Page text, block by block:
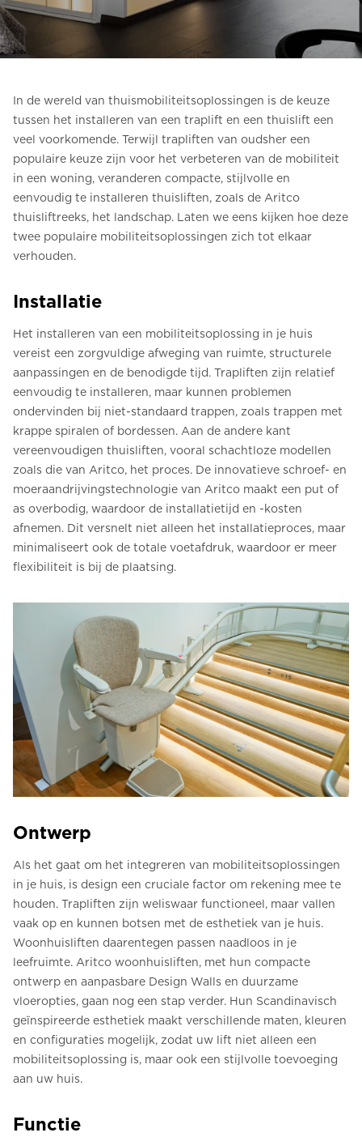
Bestel een Digital HomeKit
Vraag om een prijsraming
Aanmelden voor nieuwsbrief
Neem contact op
NL
In de wereld van thuismobiliteitsoplossingen is de keuze
tussen het installeren van een traplift en een thuislift een
veel voorkomende. Terwijl trapliften van oudsher een
populaire keuze zijn voor het verbeteren van de mobiliteit
in een woning, veranderen compacte, stijlvolle en
eenvoudig te installeren thuisliften, zoals de Aritco
thuisliftreeks, het landschap. Laten we eens kijken hoe deze
twee populaire mobiliteitsoplossingen zich tot elkaar
verhouden.
Installatie
Het installeren van een mobiliteitsoplossing in je huis
vereist een zorgvuldige afweging van ruimte, structurele
aanpassingen en de benodigde tijd. Trapliften zijn relatief
eenvoudig te installeren, maar kunnen problemen
ondervinden bij niet-standaard trappen, zoals trappen met
krappe spiralen of bordessen. Aan de andere kant
vereenvoudigen thuisliften, vooral schachtloze modellen
zoals die van Aritco, het proces. De innovatieve schroef- en
moeraandrijvingstechnologie van Aritco maakt een put of
as overbodig, waardoor de installatietijd en -kosten
afnemen. Dit versnelt niet alleen het installatieproces, maar
minimaliseert ook de totale voetafdruk, waardoor er meer
flexibiliteit is bij de plaatsing.
Ontwerp
Als het gaat om het integreren van mobiliteitsoplossingen
in je huis, is design een cruciale factor om rekening mee te
houden. Trapliften zijn weliswaar functioneel, maar vallen
vaak op en kunnen botsen met de esthetiek van je huis.
Woonhuisliften daarentegen passen naadloos in je
leefruimte. Aritco woonhuisliften, met hun compacte
ontwerp en aanpasbare Design Walls en duurzame
vloeropties, gaan nog een stap verder. Hun Scandinavisch
geïnspireerde esthetiek maakt verschillende maten, kleuren
en configuraties mogelijk, zodat uw lift niet alleen een
mobiliteitsoplossing is, maar ook een stijlvolle toevoeging
aan uw huis.
Functie